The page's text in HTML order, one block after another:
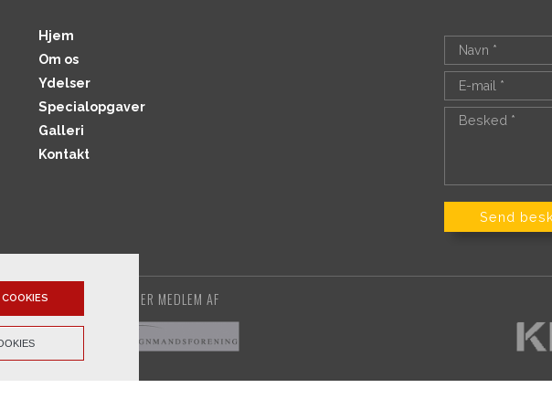
Hjem
Om os
Ydelser
Specialopgaver
Galleri
Kontakt
VI ER MEDLEM AF